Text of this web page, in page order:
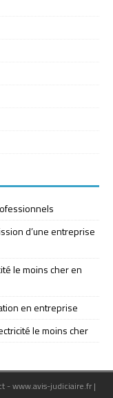
d’une entreprise
le moins cher en
en entreprise
le moins cher
- www.avis-judiciaire.fr |